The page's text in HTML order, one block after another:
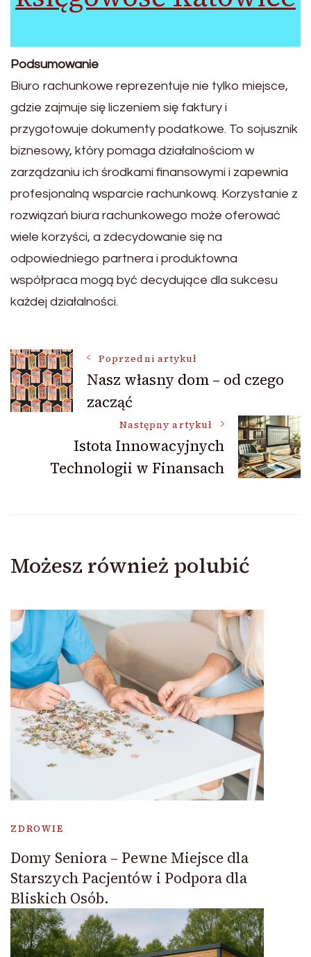
Podsumowanie
Biuro rachunkowe reprezentuje nie tylko miejsce,
gdzie zajmuje się liczeniem się faktury i
przygotowuje dokumenty podatkowe. To sojusznik
biznesowy, który pomaga działalnościom w
zarządzaniu ich środkami finansowymi i zapewnia
profesjonalną wsparcie rachunkową. Korzystanie z
rozwiązań biura rachunkowego może oferować
wiele korzyści, a zdecydowanie się na
odpowiedniego partnera i produktowna
współpraca mogą być decydujące dla sukcesu
każdej działalności.
Nawigacja
wpisu
Poprzedni artykuł
Nasz własny dom – od czego
zacząć
Następny artykuł
Istota Innowacyjnych
Technologii w Finansach
Możesz również polubić
ZDROWIE
Domy Seniora – Pewne Miejsce dla
Starszych Pacjentów i Podpora dla
Bliskich Osób.